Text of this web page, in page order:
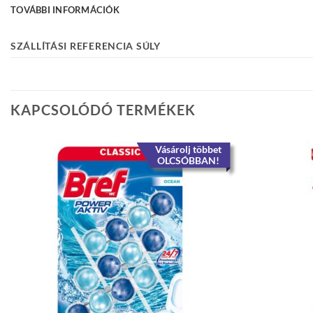
TOVÁBBI INFORMÁCIÓK
SZÁLLÍTÁSI REFERENCIA SÚLY
KAPCSOLÓDÓ TERMÉKEK
Vásárolj többet
OLCSÓBBAN!